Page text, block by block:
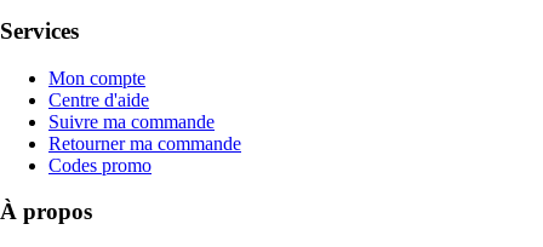
Services
Mon compte
Centre d'aide
Suivre ma commande
Retourner ma commande
Codes promo
À propos